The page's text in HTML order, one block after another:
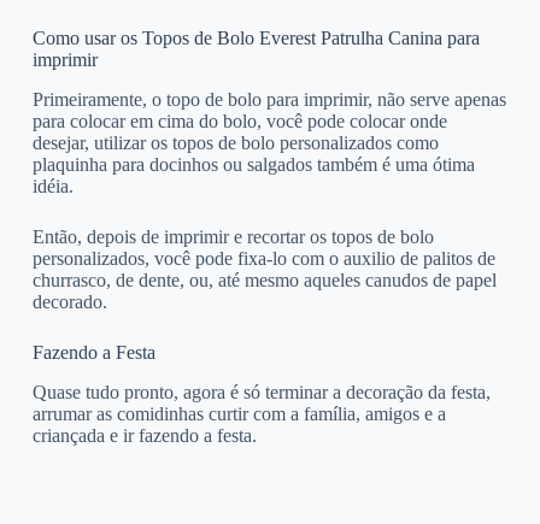
Como usar os Topos de Bolo Everest Patrulha Canina para
imprimir
Primeiramente, o topo de bolo para imprimir, não serve apenas
para colocar em cima do bolo, você pode colocar onde
desejar, utilizar os topos de bolo personalizados como
plaquinha para docinhos ou salgados também é uma ótima
idéia.
Então, depois de imprimir e recortar os topos de bolo
personalizados, você pode fixa-lo com o auxilio de palitos de
churrasco, de dente, ou, até mesmo aqueles canudos de papel
decorado.
Fazendo a Festa
Quase tudo pronto, agora é só terminar a decoração da festa,
arrumar as comidinhas curtir com a família, amigos e a
criançada e ir fazendo a festa.